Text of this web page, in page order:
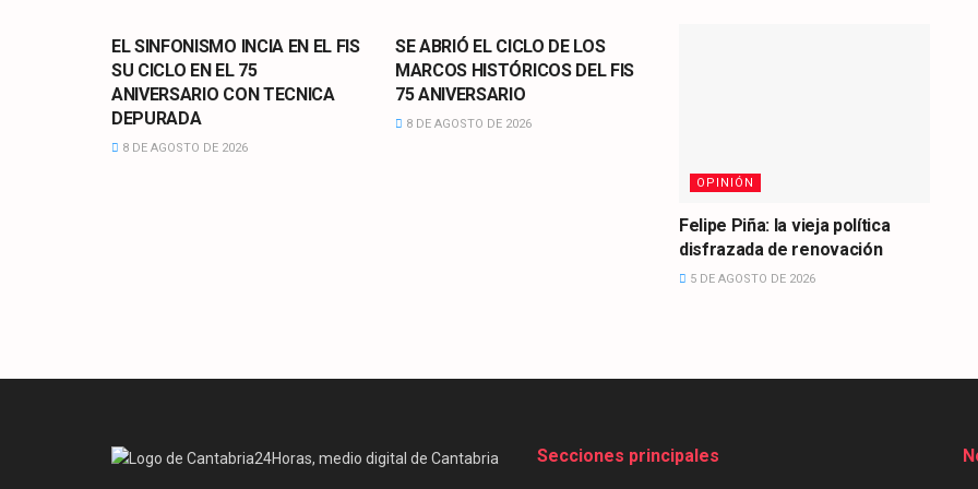
EL SINFONISMO INCIA EN EL FIS
SU CICLO EN EL 75
ANIVERSARIO CON TECNICA
DEPURADA
8 DE AGOSTO DE 2026
SE ABRIÓ EL CICLO DE LOS
MARCOS HISTÓRICOS DEL FIS
75 ANIVERSARIO
8 DE AGOSTO DE 2026
OPINIÓN
Felipe Piña: la vieja política
disfrazada de renovación
5 DE AGOSTO DE 2026
Secciones principales